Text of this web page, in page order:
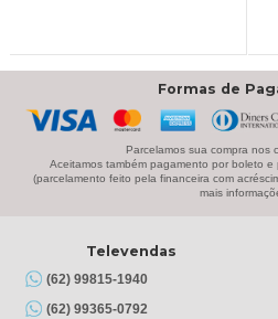
Formas de
Parcelamos sua compra nos
Aceitamos também pagamento por boleto
(parcelamento feito pela financeira com
mais
Televendas
(62) 99815-1940
(62) 99365-0792